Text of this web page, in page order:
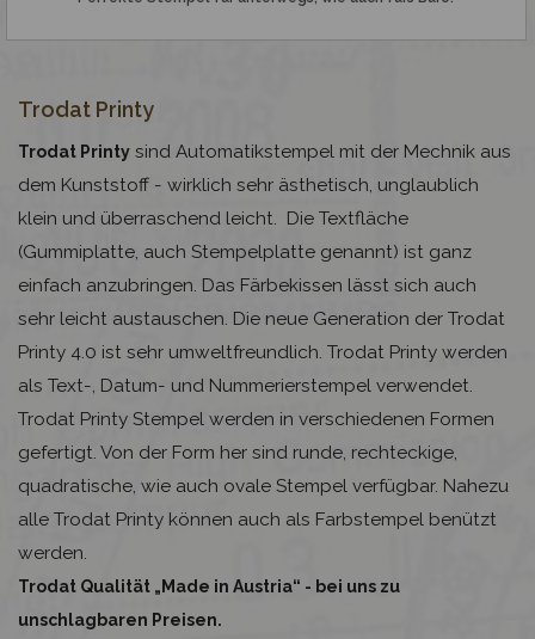
Trodat Printy
Trodat Printy sind Automatikstempel mit der Mechnik aus
dem Kunststoff - wirklich sehr ästhetisch, unglaublich
klein und überraschend leicht. Die Textfläche
(Gummiplatte, auch Stempelplatte genannt) ist ganz
einfach anzubringen. Das Färbekissen lässt sich auch
sehr leicht austauschen. Die neue Generation der Trodat
Printy 4.0 ist sehr umweltfreundlich. Trodat Printy werden
als Text-, Datum- und Nummerierstempel verwendet.
Trodat Printy Stempel werden in verschiedenen Formen
gefertigt. Von der Form her sind runde, rechteckige,
quadratische, wie auch ovale Stempel verfügbar. Nahezu
alle Trodat Printy können auch als Farbstempel benützt
werden.
Trodat Qualität „Made in Austria“ - bei uns zu
unschlagbaren Preisen.